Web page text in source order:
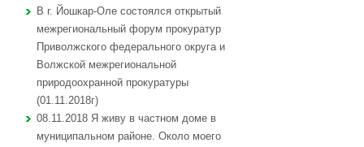
В г. Йошкар-Оле состоялся открытый
межрегиональный форум прокуратур
Приволжского федерального округа и
Волжской межрегиональной
природоохранной прокуратуры
(01.11.2018г)
08.11.2018 Я живу в частном доме в
муниципальном районе. Около моего